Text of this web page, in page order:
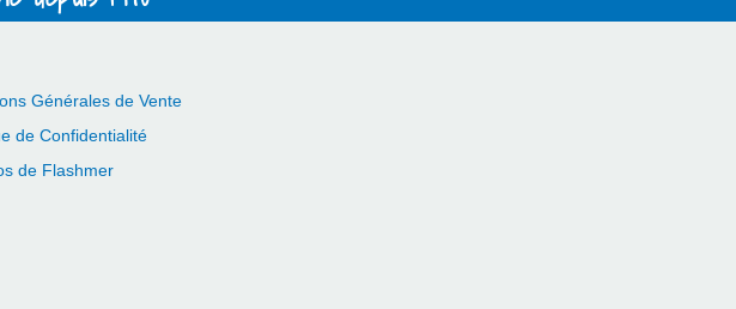
Générales de Vente
de Confidentialité
de Flashmer